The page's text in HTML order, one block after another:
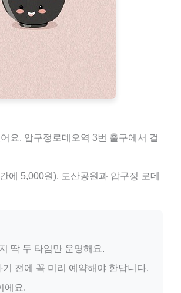
요. 압구정로데오역 3번 출구에서 걸
에 5,000원). 도산공원과 압구정 로데
딱 두 타임만 운영해요.
전에 꼭 미리 예약해야 한답니다.
에요.